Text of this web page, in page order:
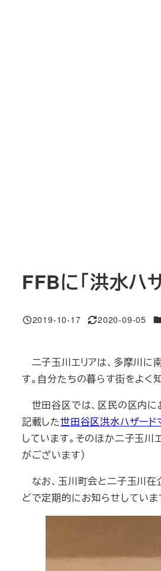
FFBに「洪水ハ
投稿日
2019-10-17
更新日
2020-09-05
二子玉川エリアは、多摩川に
す。自分たちの暮らす街をよく
世田谷区では、区民の区内に
記載した世田谷区洪水ハザード
しています。そのほか二子玉
がございます）
なお、玉川町会と二子玉川在
どで定期的にお知らせしていま